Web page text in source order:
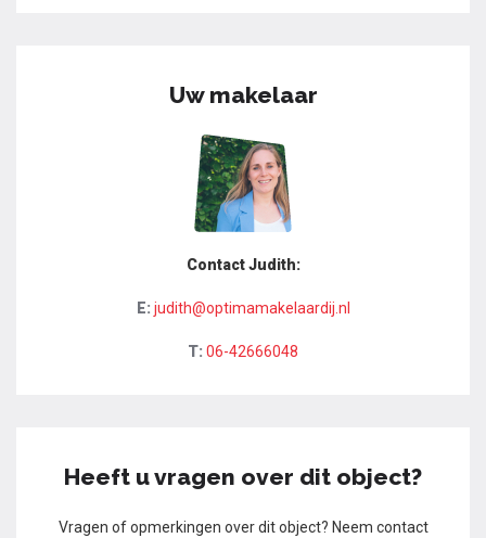
Uw makelaar
Contact Judith:
E: judith@optimamakelaardij.nl
T: 06-42666048
Heeft u vragen over dit object?
Vragen of opmerkingen over dit object? Neem contact